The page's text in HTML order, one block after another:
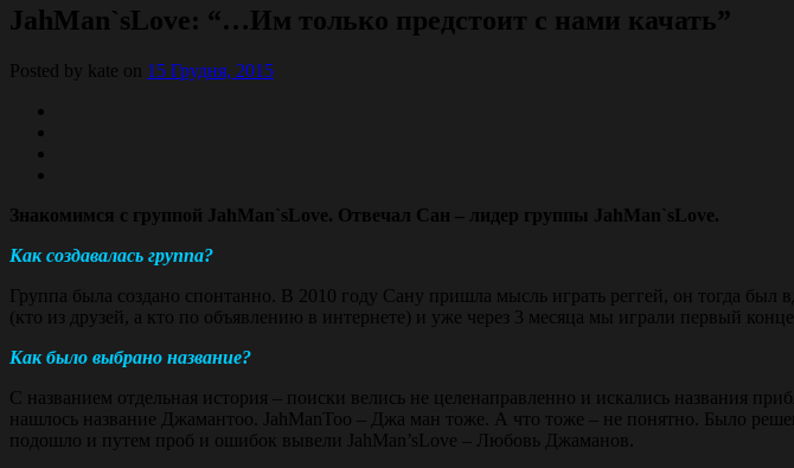
JahMan`sLove: “…Им только предстоит с нами качать”
Posted by kate on 15 Грудня, 2015
Знакомимся с группой JahMan`sLove. Отвечал Сан – лидер группы JahMan`sLove.
Как создавалась группа?
Группа была создано спонтанно. В 2010 году Сану пришла мысль играть реггей, он тогда
(кто из друзей, а кто по объявлению в интернете) и уже через 3 месяца мы играли первый
Как было выбрано название?
С названием отдельная история – поиски велись не целенаправленно и искались названия
нашлось название Джамантоо. JahManToo – Джа ман тоже. А что тоже – не понятно. Было
подошло и путем проб и ошибок вывели JahMan’sLove – Любовь Джаманов.